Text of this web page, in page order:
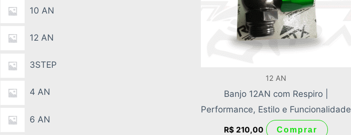
10 AN
12 AN
3STEP
4 AN
6 AN
12 AN
Banjo 12AN com Respiro |
Performance, Estilo e Funcionalidade
R$ 210,00 Comprar